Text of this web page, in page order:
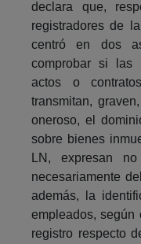
declara que,
registradores de
centró en dos
comprobar si las
actos o
transmitan,
oneroso, el
sobre bienes
LN, expresan
necesariamente
además, la
empleados, según
registro respecto